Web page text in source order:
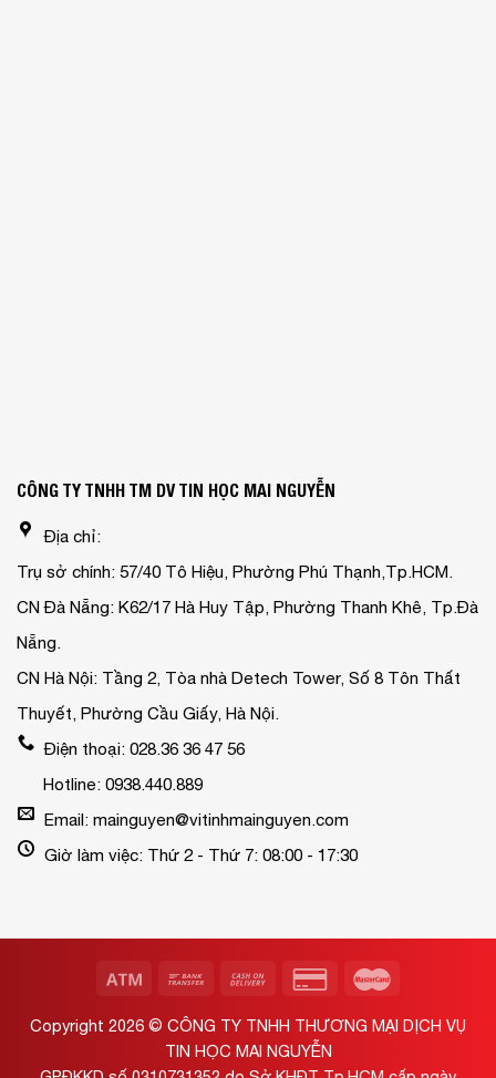
CÔNG TY TNHH TM DV TIN HỌC MAI NGUYỄN
Địa chỉ:
Trụ sở chính: 57/40 Tô Hiệu, Phường Phú Thạnh,Tp.HCM.
CN Đà Nẵng: K62/17 Hà Huy Tập, Phường Thanh Khê, Tp.Đà
Nẵng.
CN Hà Nội: Tầng 2, Tòa nhà Detech Tower, Số 8 Tôn Thất
Thuyết, Phường Cầu Giấy, Hà Nội.
Điện thoại: 028.36 36 47 56
Hotline: 0938.440.889
Email: mainguyen@vitinhmainguyen.com
Giờ làm việc: Thứ 2 - Thứ 7: 08:00 - 17:30
Copyright 2026 © CÔNG TY TNHH THƯƠNG MẠI DỊCH VỤ
TIN HỌC MAI NGUYỄN